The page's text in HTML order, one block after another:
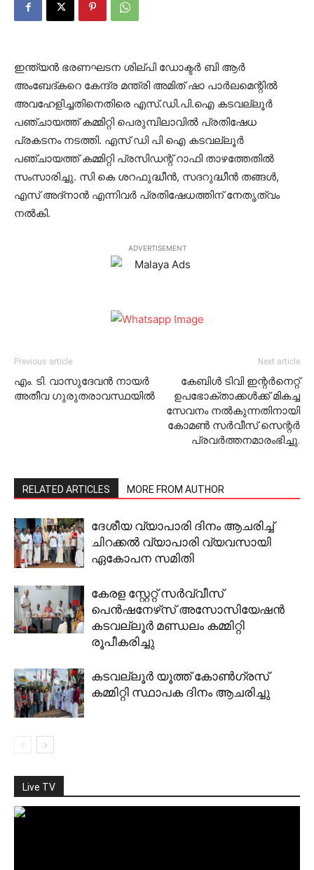
ഇന്ത്യന്‍ ഭരണഘടന ശില്പി ഡോക്ടര്‍ ബി ആര്‍
അംബേദ്കറെ കേന്ദ്ര മന്ത്രി അമിത് ഷാ പാര്‍ലമെന്റില്‍
അവഹേളിച്ചതിനെതിരെ എസ്.ഡി.പി.ഐ കടവല്ലൂര്‍
പഞ്ചായത്ത് കമ്മിറ്റി പെരുമ്പിലാവില്‍ പ്രതിഷേധ
പ്രകടനം നടത്തി. എസ് ഡി പി ഐ കടവല്ലൂര്‍
പഞ്ചായത്ത് കമ്മിറ്റി പ്രസിഡന്റ് റാഫി താഴത്തേതില്‍
സംസാരിച്ചു. സി കെ ശറഫുദ്ധീന്‍, സദറുദ്ധീന്‍ തങ്ങള്‍,
എസ് അദ്‌നാന്‍ എന്നിവര്‍ പ്രതിഷേധത്തിന് നേതൃത്വം
നല്‍കി.
ADVERTISEMENT
Previous article
എം. ടി. വാസുദേവൻ നായർ
അതീവ ഗുരുതരാവസ്ഥയിൽ
Next article
കേബിള്‍ ടിവി ഇന്റര്‍നെറ്റ്
ഉപഭോക്താക്കള്‍ക്ക് മികച്ച
സേവനം നല്‍കുന്നതിനായി
കോമണ്‍ സര്‍വീസ് സെന്റര്‍
പ്രവര്‍ത്തനമാരംഭിച്ചു.
RELATED ARTICLES MORE FROM AUTHOR
ദേശീയ വ്യാപാരി ദിനം ആചരിച്ച്
ചിറക്കല്‍ വ്യാപാരി വ്യവസായി
ഏകോപന സമിതി
കേരള സ്റ്റേറ്റ് സര്‍വ്വീസ്
പെന്‍ഷനേഴ്‌സ് അസോസിയേഷന്‍
കടവല്ലൂര്‍ മണ്ഡലം കമ്മിറ്റി
രൂപീകരിച്ചു
കടവല്ലൂര്‍ യൂത്ത് കോണ്‍ഗ്രസ്
കമ്മിറ്റി സ്ഥാപക ദിനം ആചരിച്ചു
Live TV